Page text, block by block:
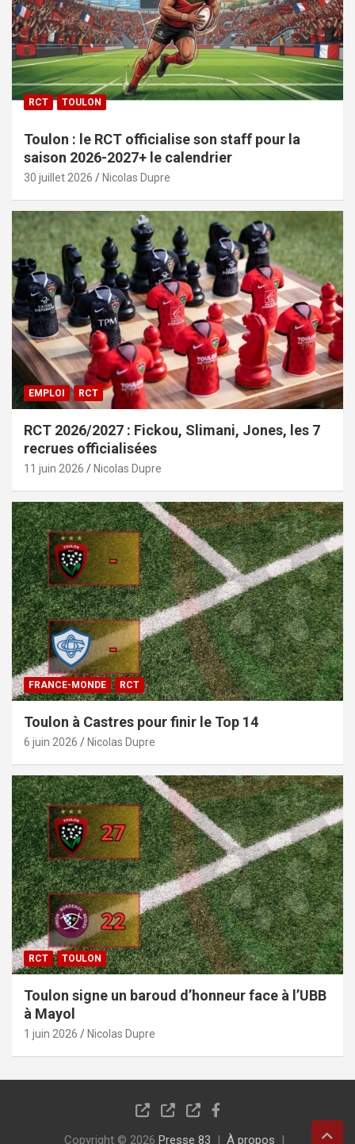
RCT TOULON
Toulon : le RCT officialise son staff pour la
saison 2026-2027+ le calendrier
30 juillet 2026 Nicolas Dupre
EMPLOI RCT
RCT 2026/2027 : Fickou, Slimani, Jones, les 7
recrues officialisées
11 juin 2026 Nicolas Dupre
FRANCE-MONDE RCT
Toulon à Castres pour finir le Top 14
6 juin 2026 Nicolas Dupre
RCT TOULON
Toulon signe un baroud d’honneur face à l’UBB
à Mayol
1 juin 2026 Nicolas Dupre
Copyright © 2026 Presse 83 À propos